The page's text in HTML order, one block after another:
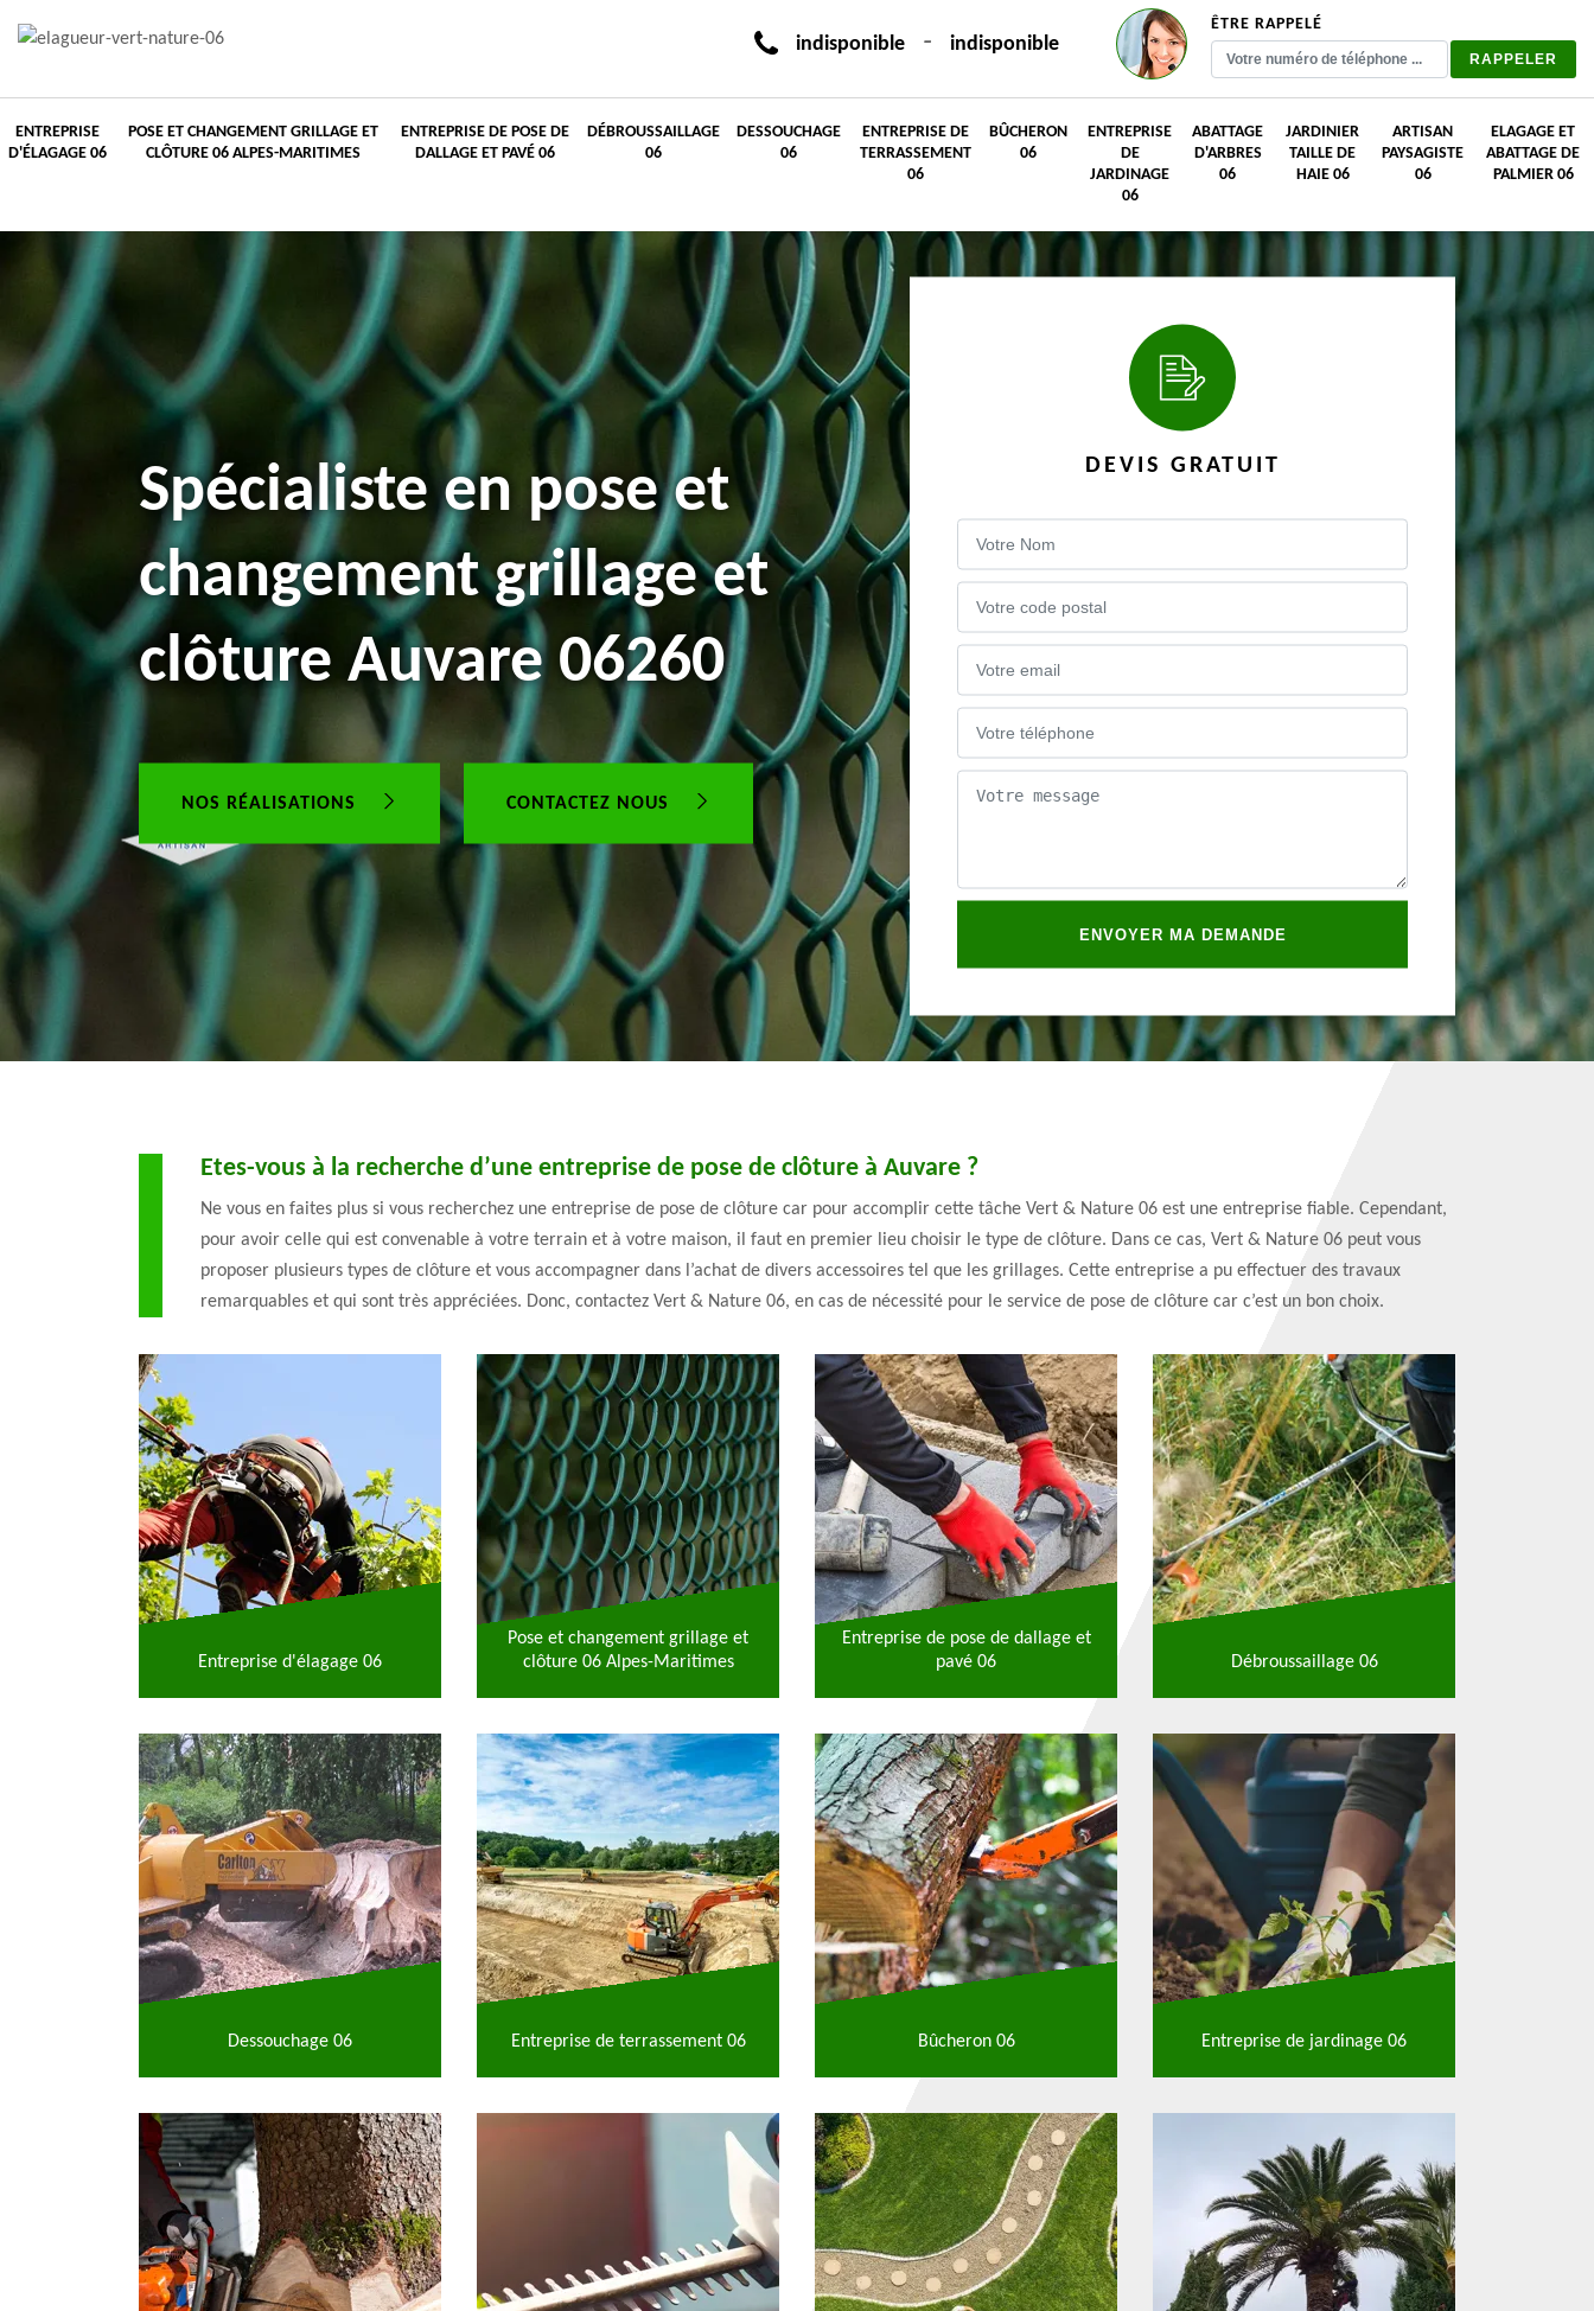
indisponible - indisponible
ÊTRE RAPPELÉ
ENTREPRISE
D'ÉLAGAGE 06
POSE ET CHANGEMENT GRILLAGE ET
CLÔTURE 06 ALPES-MARITIMES
ENTREPRISE DE POSE DE
DALLAGE ET PAVÉ 06
DÉBROUSSAILLAGE
06
DESSOUCHAGE
06
ENTREPRISE DE
TERRASSEMENT
06
BÛCHERON
06
ENTREPRISE
DE
JARDINAGE
06
ABATTAGE
D'ARBRES
06
JARDINIER
TAILLE DE
HAIE 06
ARTISAN
PAYSAGISTE
06
ELAGAGE ET
ABATTAGE DE
PALMIER 06
Spécialiste en pose et
changement grillage et
clôture Auvare 06260
NOS RÉALISATIONS CONTACTEZ NOUS
DEVIS GRATUIT
Etes-vous à la recherche d’une entreprise de pose de clôture à Auvare ?
Ne vous en faites plus si vous recherchez une entreprise de pose de clôture car pour accomplir cette tâche Vert & Nature 06 est une entreprise fiable. Cependant,
pour avoir celle qui est convenable à votre terrain et à votre maison, il faut en premier lieu choisir le type de clôture. Dans ce cas, Vert & Nature 06 peut vous
proposer plusieurs types de clôture et vous accompagner dans l’achat de divers accessoires tel que les grillages. Cette entreprise a pu effectuer des travaux
remarquables et qui sont très appréciées. Donc, contactez Vert & Nature 06, en cas de nécessité pour le service de pose de clôture car c’est un bon choix.
Entreprise d'élagage 06
Pose et changement grillage et
clôture 06 Alpes-Maritimes
Entreprise de pose de dallage et
pavé 06
Débroussaillage 06
Dessouchage 06 Entreprise de terrassement 06 Bûcheron 06 Entreprise de jardinage 06